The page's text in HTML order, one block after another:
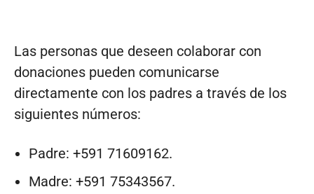
Las personas que deseen colaborar con
donaciones pueden comunicarse
directamente con los padres a través de los
siguientes números:
Padre: +591 71609162.
Madre: +591 75343567.